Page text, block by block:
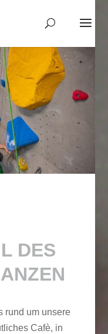
DES
rund um unsere
Cafè, in